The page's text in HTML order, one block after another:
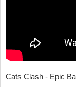
Cats Clash - Epic